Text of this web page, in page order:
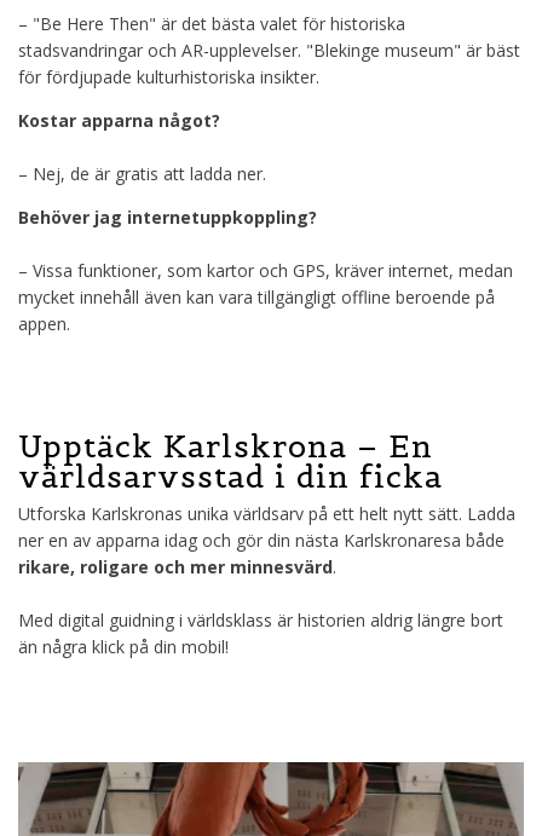
– "Be Here Then" är det bästa valet för historiska
stadsvandringar och AR-upplevelser. "Blekinge museum" är bäst
för fördjupade kulturhistoriska insikter.
Kostar apparna något?
– Nej, de är gratis att ladda ner.
Behöver jag internetuppkoppling?
– Vissa funktioner, som kartor och GPS, kräver internet, medan
mycket innehåll även kan vara tillgängligt offline beroende på
appen.
Upptäck Karlskrona – En
världsarvsstad i din ficka
Utforska Karlskronas unika världsarv på ett helt nytt sätt. Ladda
ner en av apparna idag och gör din nästa Karlskronaresa både
rikare, roligare och mer minnesvärd.
Med digital guidning i världsklass är historien aldrig längre bort
än några klick på din mobil!